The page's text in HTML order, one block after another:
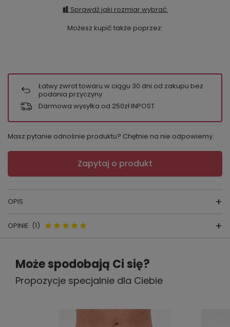
Sprawdź jaki rozmiar wybrać.
Możesz kupić także poprzez:
Łatwy zwrot towaru w ciągu 30 dni od zakupu bez
podania przyczyny
Darmowa wysyłka od 250zł INPOST
Masz pytanie odnośnie produktu? Chętnie na nie odpowiemy.
Zapytaj o produkt
OPIS
Bokserki męskie 904
skład surowcow
y: 95% bawełna, 5%
elastan
producent:
CORNETTE
kraj produkcji:POLSKA
OPINIE (1)
Opinie o Cornette Prime 904/137–
męskie bokserki z wysokiej jakości
bawełny 95% i elastanu,
5.00
Może spodobają Ci się?
Propozycje specjalnie dla Ciebie